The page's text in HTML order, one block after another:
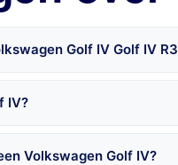
Golf IV Golf IV
IV?
Volkswagen Golf IV?